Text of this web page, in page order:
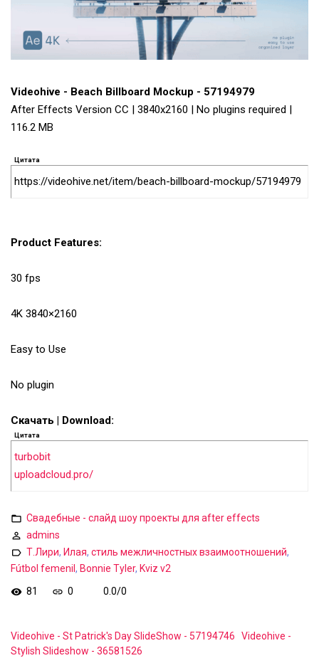
Videohive - Beach Billboard Mockup - 57194979
After Effects Version CC | 3840x2160 | No plugins required |
116.2 MB
Цитата
https://videohive.net/item/beach-billboard-mockup/57194979
Product Features:
30 fps
4K 3840×2160
Easy to Use
No plugin
Скачать | Download:
Цитата
turbobit
uploadcloud.pro/
Свадебные - слайд шоу проекты для after effects
admins
Т.Лири, Илая, стиль межличностных взаимоотношений,
Fútbol femenil , Bonnie Tyler, Kviz v2
81
0 0.0/0
Videohive - St Patrick's Day SlideShow - 57194746
Videohive -
Stylish Slideshow - 36581526